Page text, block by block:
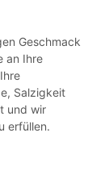
Geschmack
an Ihre
Salzigkeit
und wir
erfüllen.